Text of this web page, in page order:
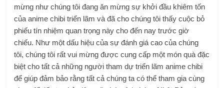
mừng như chúng tôi đang ăn mừng sự khởi đầu khiêm tốn
của anime chibi triển lãm và đã cho chúng tôi thấy cuộc bỏ
phiếu tín nhiệm quan trọng này cho đến nay trước giờ
chiếu. Như một dấu hiệu của sự đánh giá cao của chúng
tôi, chúng tôi rất vui mừng được cung cấp một món quà đặc
biệt cho tất cả những người tham dự triển lãm anime chibi
để giúp đảm bảo rằng tất cả chúng ta có thể tham gia cùng